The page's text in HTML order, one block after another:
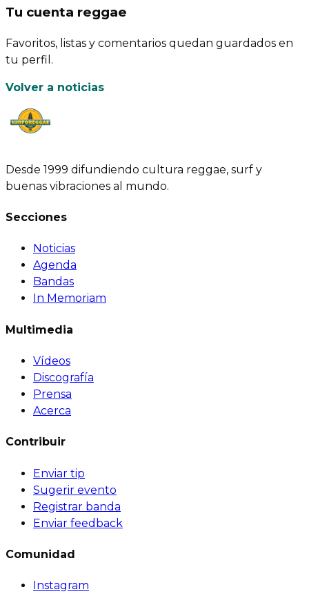
Tu cuenta reggae
Favoritos, listas y comentarios quedan guardados en
tu perfil.
Volver a noticias
Desde 1999 difundiendo cultura reggae, surf y
buenas vibraciones al mundo.
Secciones
Noticias
Agenda
Bandas
In Memoriam
Multimedia
Vídeos
Discografía
Prensa
Acerca
Contribuir
Enviar tip
Sugerir evento
Registrar banda
Enviar feedback
Comunidad
Instagram